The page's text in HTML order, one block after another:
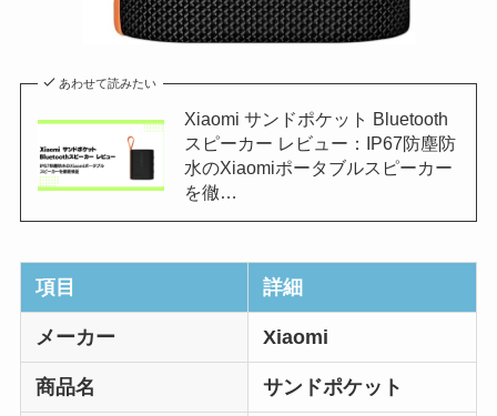
あわせて読みたい
Xiaomi サンドポケット Bluetooth
スピーカー レビュー：IP67防塵防
水のXiaomiポータブルスピーカー
を徹…
項目 詳細
メーカー Xiaomi
商品名 サンドポケット